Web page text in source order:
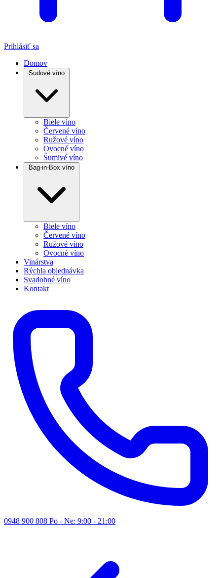
Prihlásiť sa
Domov
Sudové víno
Biele víno
Červené víno
Ružové víno
Ovocné víno
Šumivé víno
Bag-in-Box víno
Biele víno
Červené víno
Ružové víno
Ovocné víno
Vinárstva
Rýchla objednávka
Svadobné víno
Kontakt
0948 900 808 Po - Ne: 9:00 - 21:00